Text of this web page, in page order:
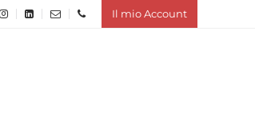
Il mio Account